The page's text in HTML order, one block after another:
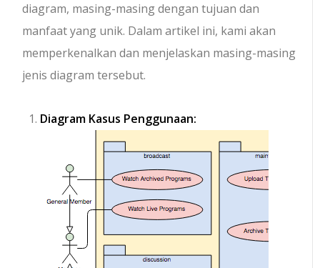
diagram, masing-masing dengan tujuan dan
manfaat yang unik. Dalam artikel ini, kami akan
memperkenalkan dan menjelaskan masing-masing
jenis diagram tersebut.
Diagram Kasus Penggunaan: